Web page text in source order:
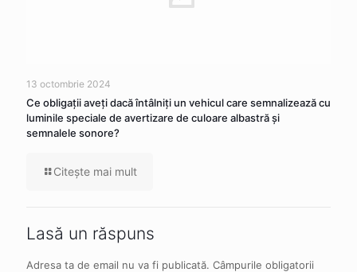
13 octombrie 2024
Ce obligaţii aveţi dacă întâlniţi un vehicul care semnalizează cu
luminile speciale de avertizare de culoare albastră şi
semnalele sonore?
Citeşte mai mult
Lasă un răspuns
Adresa ta de email nu va fi publicată. Câmpurile obligatorii